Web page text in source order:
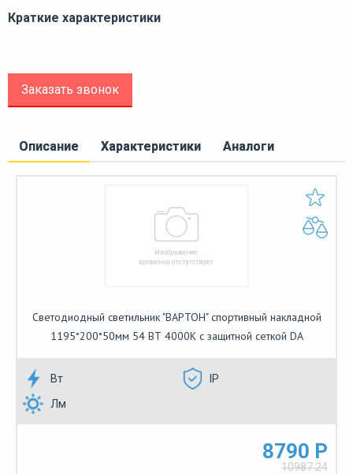
Краткие характеристики
Заказать звонок
Описание Характеристики Аналоги
Светодиодный светильник "ВАРТОН" спортивный накладной
1195*200*50мм 54 ВТ 4000К с защитной сеткой DA
Вт
IP
Лм
8790 Р
10987.24